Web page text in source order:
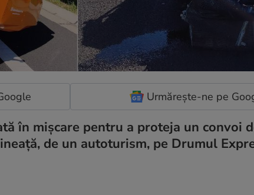
Urmărește-ne pe
în mișcare pentru a proteja un convoi
de un autoturism, pe Drumul